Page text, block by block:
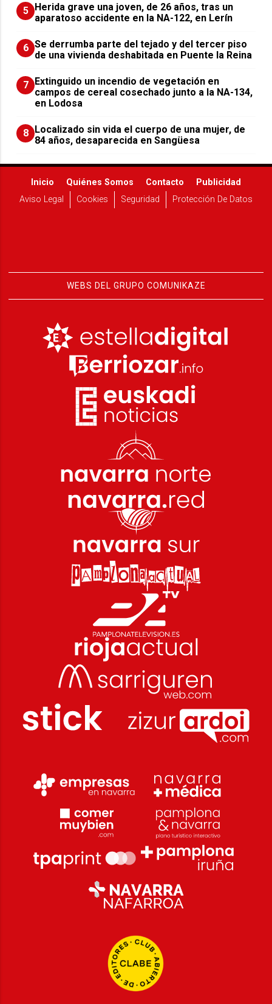
5 Herida grave una joven, de 26 años, tras un
aparatoso accidente en la NA-122, en Lerín
6 Se derrumba parte del tejado y del tercer piso
de una vivienda deshabitada en Puente la Reina
7 Extinguido un incendio de vegetación en
campos de cereal cosechado junto a la NA-134,
en Lodosa
8 Localizado sin vida el cuerpo de una mujer, de
84 años, desaparecida en Sangüesa
Inicio Quiénes Somos Contacto
Publicidad
Aviso Legal
Cookies Seguridad Protección De Datos
WEBS DEL GRUPO COMUNIKAZE